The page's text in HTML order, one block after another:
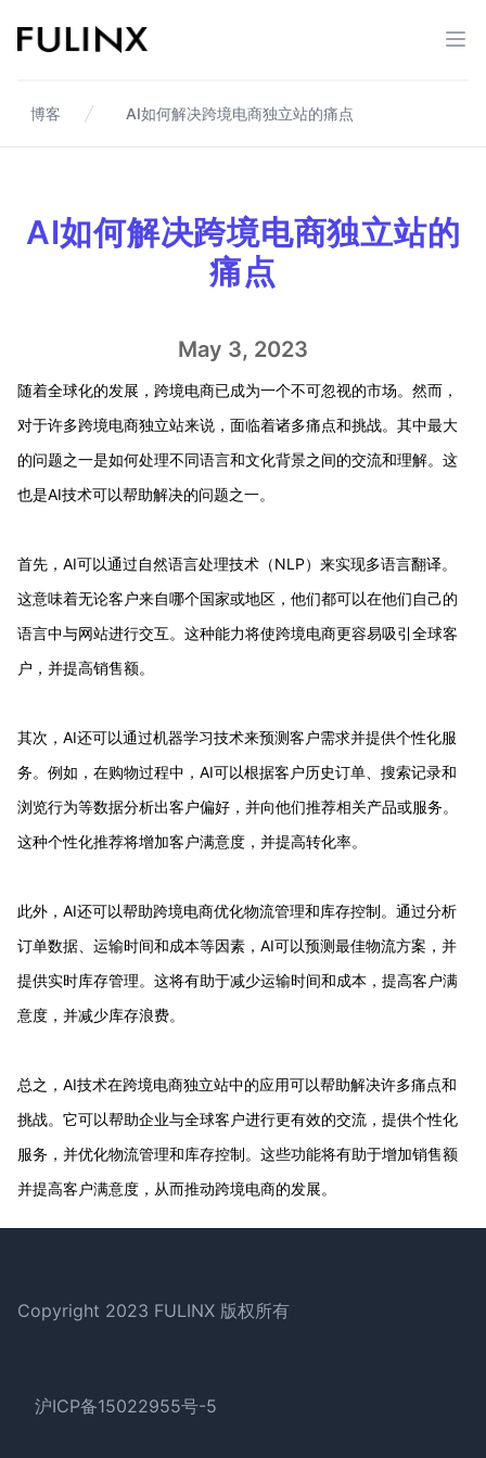
Fulinx-跨境电商独立站自建站平台
打
博客 AI如何解决跨境电商独立站的痛点
AI如何解决跨境电商独立站的
痛点
May 3, 2023
随着全球化的发展，跨境电商已成为一个不可忽视的市场。然而，
对于许多跨境电商独立站来说，面临着诸多痛点和挑战。其中最大
的问题之一是如何处理不同语言和文化背景之间的交流和理解。这
也是AI技术可以帮助解决的问题之一。
首先，AI可以通过自然语言处理技术（NLP）来实现多语言翻译。
这意味着无论客户来自哪个国家或地区，他们都可以在他们自己的
语言中与网站进行交互。这种能力将使跨境电商更容易吸引全球客
户，并提高销售额。
其次，AI还可以通过机器学习技术来预测客户需求并提供个性化服
务。例如，在购物过程中，AI可以根据客户历史订单、搜索记录和
浏览行为等数据分析出客户偏好，并向他们推荐相关产品或服务。
这种个性化推荐将增加客户满意度，并提高转化率。
此外，AI还可以帮助跨境电商优化物流管理和库存控制。通过分析
订单数据、运输时间和成本等因素，AI可以预测最佳物流方案，并
提供实时库存管理。这将有助于减少运输时间和成本，提高客户满
意度，并减少库存浪费。
总之，AI技术在跨境电商独立站中的应用可以帮助解决许多痛点和
挑战。它可以帮助企业与全球客户进行更有效的交流，提供个性化
服务，并优化物流管理和库存控制。这些功能将有助于增加销售额
并提高客户满意度，从而推动跨境电商的发展。
Copyright 2023 FULINX 版权所有
沪ICP备15022955号-5